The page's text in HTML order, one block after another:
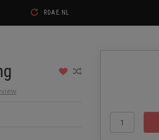
RDAE.NL